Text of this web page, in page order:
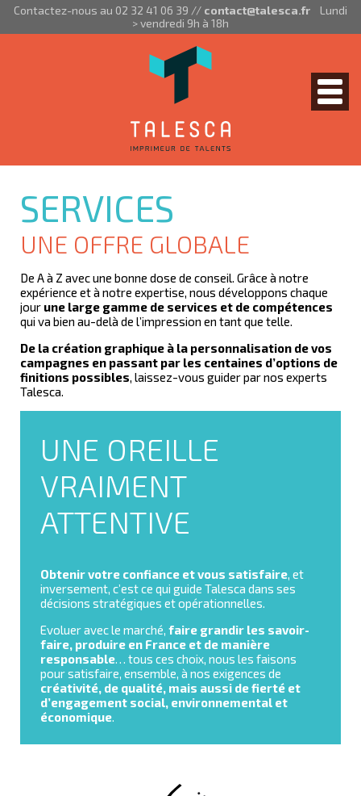
Aller au contenu principal
Contactez-nous au 02 32 41 06 39 // contact@talesca.fr Lundi
> vendredi 9h à 18h
SERVICES
UNE OFFRE GLOBALE
De A à Z avec une bonne dose de conseil. Grâce à notre
expérience et à notre expertise, nous développons chaque
jour une large gamme de services et de compétences
qui va bien au-delà de l’impression en tant que telle.
De la création graphique à la personnalisation de vos
campagnes en passant par les centaines d’options de
finitions possibles, laissez-vous guider par nos experts
Talesca.
UNE OREILLE
VRAIMENT
ATTENTIVE
Obtenir votre confiance et vous satisfaire, et
inversement, c’est ce qui guide Talesca dans ses
décisions stratégiques et opérationnelles.
Evoluer avec le marché, faire grandir les savoir-
faire, produire en France et de manière
responsable… tous ces choix, nous les faisons
pour satisfaire, ensemble, à nos exigences de
créativité, de qualité, mais aussi de fierté et
d’engagement social, environnemental et
économique.